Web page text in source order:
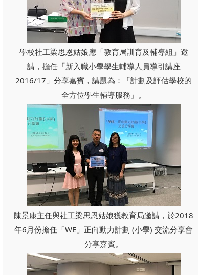
學校社工梁思恩姑娘應「教育局訓育及輔導組」邀
請，擔任「新入職小學學生輔導人員導引講座
2016/17」分享嘉賓，講題為：「計劃及評估學校的
全方位學生輔導服務」。
陳景康主任與社工梁思恩姑娘獲教育局邀請，於2018
年6月份擔任「WE」正向動力計劃 (小學) 交流分享會
分享嘉賓。